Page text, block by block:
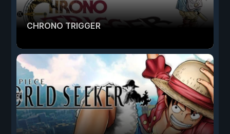
CHRONO TRIGGER